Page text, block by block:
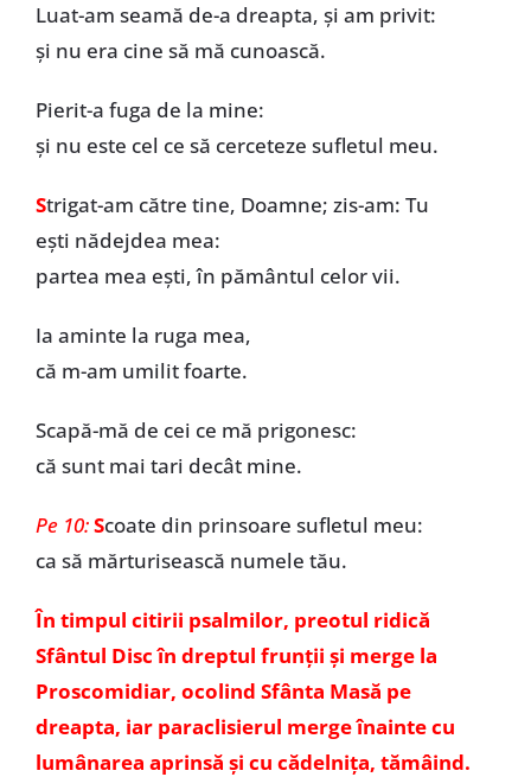
Luat-am seamă de-a dreapta, și am privit:
și nu era cine să mă cunoască.
Pierit-a fuga de la mine:
și nu este cel ce să cerceteze sufletul meu.
Strigat-am către tine, Doamne; zis-am: Tu
ești nădejdea mea:
partea mea ești, în pământul celor vii.
Ia aminte la ruga mea,
că m-am umilit foarte.
Scapă-mă de cei ce mă prigonesc:
că sunt mai tari decât mine.
Pe 10:Scoate din prinsoare sufletul meu:
ca să mărturisească numele tău.
În timpul citirii psalmilor, preotul ridică
Sfântul Disc în dreptul frunții și merge la
Proscomidiar, ocolind Sfânta Masă pe
dreapta, iar paraclisierul merge înainte cu
lumânarea aprinsă și cu cădelnița, tămâind.